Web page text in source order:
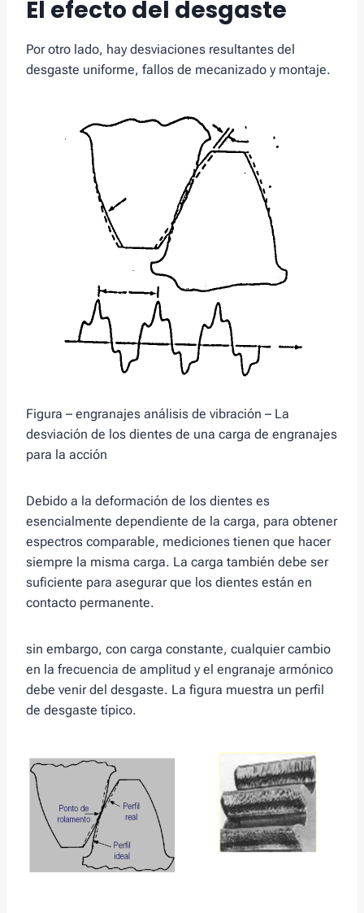
El efecto del desgaste
Por otro lado, hay desviaciones resultantes del
desgaste uniforme, fallos de mecanizado y montaje.
Figura – engranajes análisis de vibración – La
desviación de los dientes de una carga de engranajes
para la acción
Debido a la deformación de los dientes es
esencialmente dependiente de la carga, para obtener
espectros comparable, mediciones tienen que hacer
siempre la misma carga. La carga también debe ser
suficiente para asegurar que los dientes están en
contacto permanente.
sin embargo, con carga constante, cualquier cambio
en la frecuencia de amplitud y el engranaje armónico
debe venir del desgaste. La figura muestra un perfil
de desgaste típico.